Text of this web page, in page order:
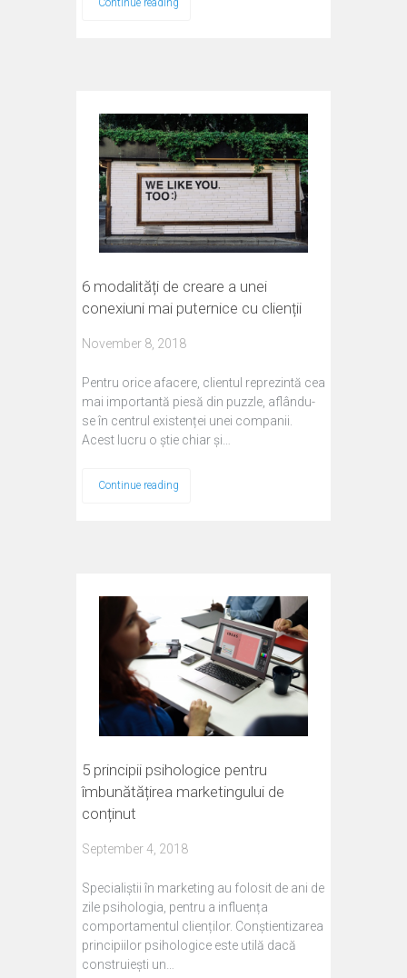
Continue reading
6 modalități de creare a unei
conexiuni mai puternice cu clienții
November 8, 2018
Pentru orice afacere, clientul reprezintă cea
mai importantă piesă din puzzle, aflându-
se în centrul existenței unei companii.
Acest lucru o știe chiar și…
Continue reading
5 principii psihologice pentru
îmbunătățirea marketingului de
conținut
September 4, 2018
Specialiștii în marketing au folosit de ani de
zile psihologia, pentru a influența
comportamentul clienților. Conștientizarea
principiilor psihologice este utilă dacă
construiești un…